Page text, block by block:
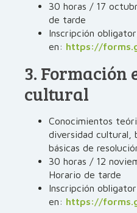
30 horas / 17
de tarde
Inscripción
en: https://
3. Formación
cultural
Conocimientos
diversidad cultural,
básicas de
30 horas / 12
Horario de tarde
Inscripción
en: https://